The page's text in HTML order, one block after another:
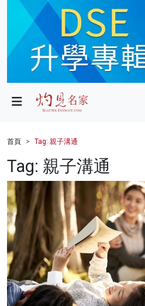
政局
財經
健康
商業
科技
影片
名家榜
首頁 Tag: 親子溝通
Tag: 親子溝通